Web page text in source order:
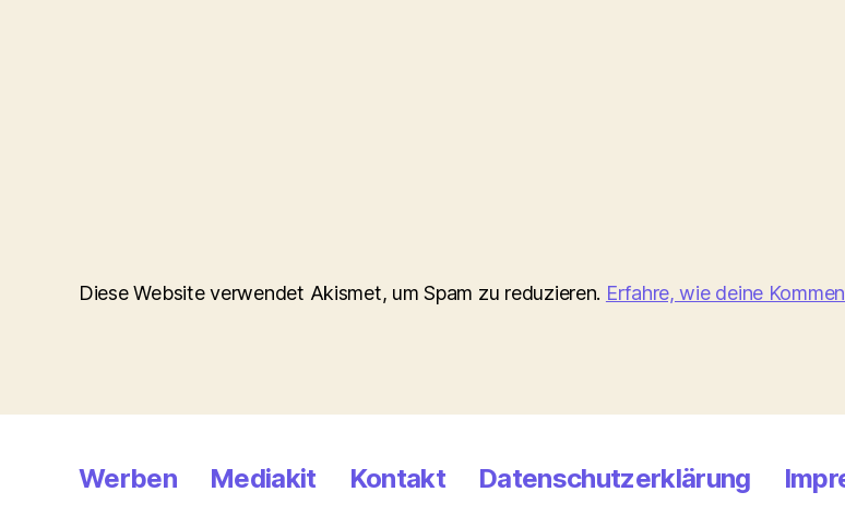
Diese Website verwendet Akismet, um Spam zu reduzieren. Erfahre, wie deine
Werben Mediakit Kontakt Datenschutzerklärung